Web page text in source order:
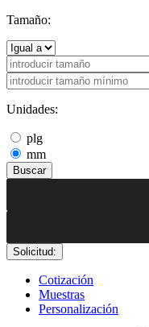
Tamaño:
Unidades:
plg
mm
Buscar
Solicitud:
Cotización
Muestras
Personalización